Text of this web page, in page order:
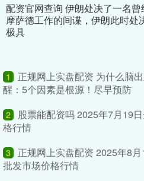
配资官网查询 伊朗处决了一名曾
摩萨德工作的间谍，伊朗此时处
极具
1
正规网上实盘配资 为什么脑
醒：5个因素是根源！尽早预防
2
股票能配资吗 2025年7月19
格行情
3
正规网上实盘配资 2025年8
批发市场价格行情